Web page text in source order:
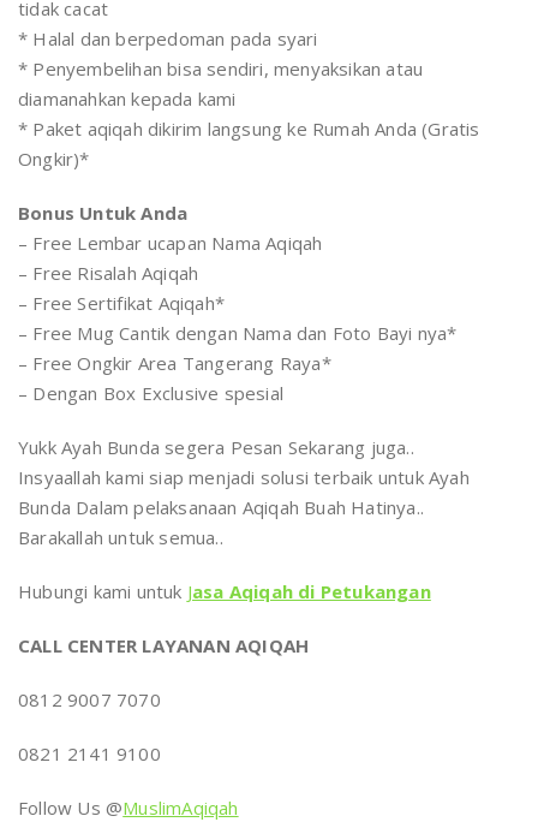
tidak cacat
* Halal dan berpedoman pada syari
* Penyembelihan bisa sendiri, menyaksikan atau
diamanahkan kepada kami
* Paket aqiqah dikirim langsung ke Rumah Anda (Gratis
Ongkir)*
Bonus Untuk Anda
– Free Lembar ucapan Nama Aqiqah
– Free Risalah Aqiqah
– Free Sertifikat Aqiqah*
– Free Mug Cantik dengan Nama dan Foto Bayi nya*
– Free Ongkir Area Tangerang Raya*
– Dengan Box Exclusive spesial
Yukk Ayah Bunda segera Pesan Sekarang juga..
Insyaallah kami siap menjadi solusi terbaik untuk Ayah
Bunda Dalam pelaksanaan Aqiqah Buah Hatinya..
Barakallah untuk semua..
Hubungi kami untuk Jasa Aqiqah di Petukangan
CALL CENTER LAYANAN AQIQAH
0812 9007 7070
0821 2141 9100
Follow Us @MuslimAqiqah